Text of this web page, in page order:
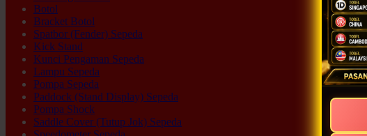
Botol
Bracket Botol
Spatbor (Fender) Sepeda
Kick Stand
Kunci Pengaman Sepeda
Lampu Sepeda
Pompa Sepeda
Paddock (Stand Display) Sepeda
Pompa Shock
Saddle Cover (Tutup Jok) Sepeda